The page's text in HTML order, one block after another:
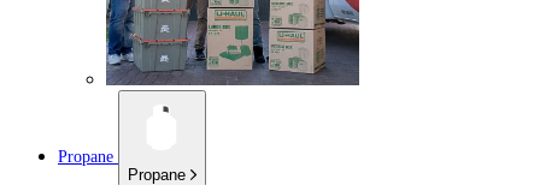
Propane
Propane